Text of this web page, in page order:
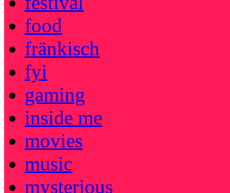
food
fränkisch
fyi
gaming
inside me
movies
music
mysterious